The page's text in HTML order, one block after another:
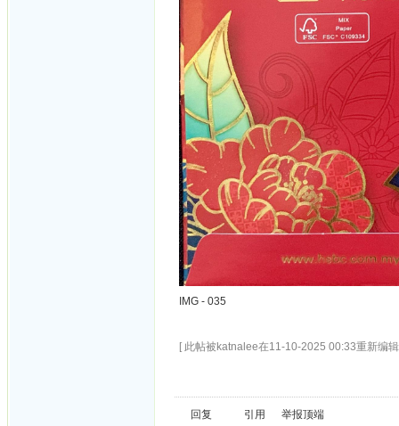
IMG - 035
[ 此帖被katnalee在11-10-2025 00:33重新编
回复 引用 举报顶端